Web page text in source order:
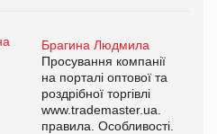
Брагина Людмила
Просування компанії
на порталі оптової та
роздрібної торгівлі
www.trademaster.ua.
правила. Особливості.